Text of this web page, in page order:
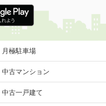
月極駐車場
中古マンション
中古一戸建て